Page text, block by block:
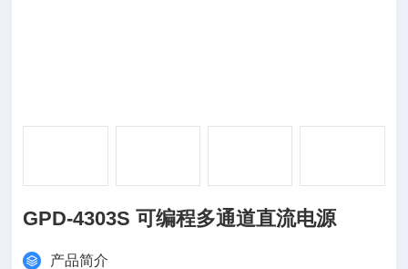
GPD-4303S 可编程多通道直流电源
产品简介